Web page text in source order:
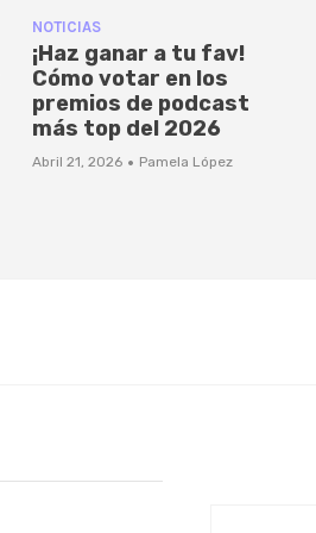
NOTICIAS
¡Haz ganar a tu fav!
Cómo votar en los
premios de podcast
más top del 2026
Abril 21, 2026 · Pamela López